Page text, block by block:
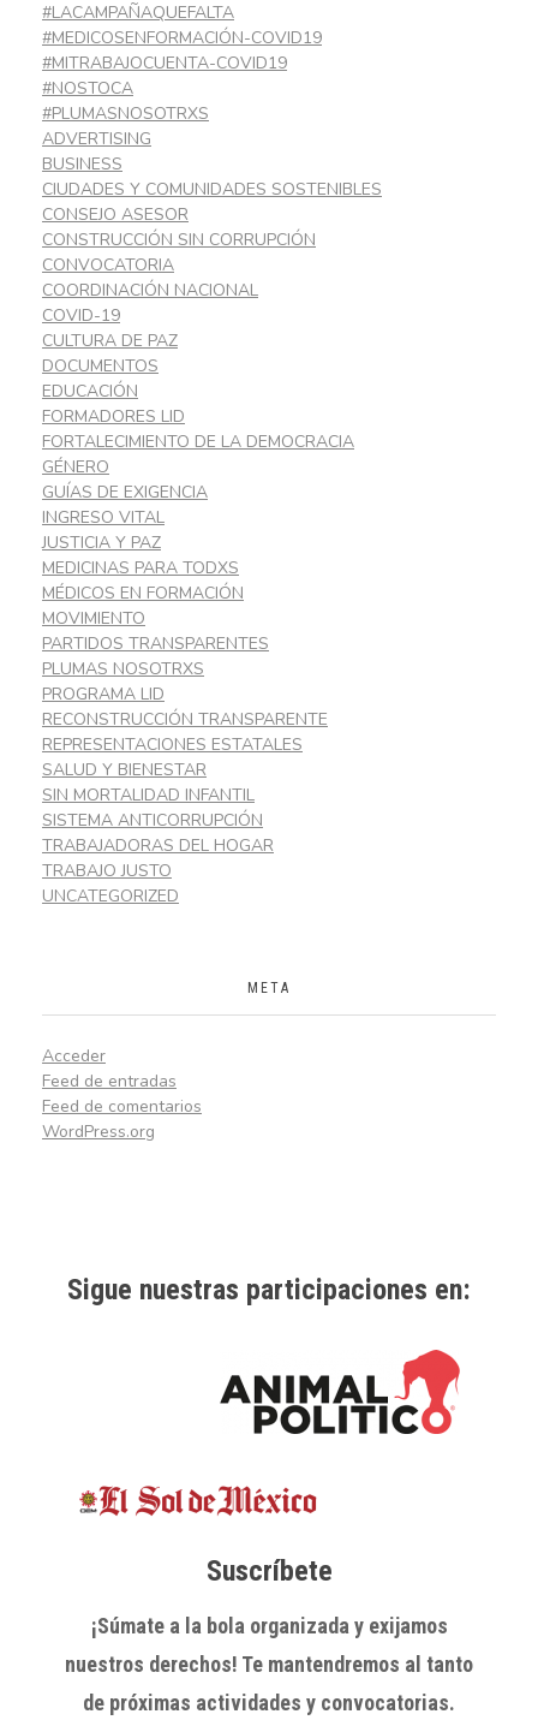
#LACAMPAÑAQUEFALTA
#MEDICOSENFORMACIÓN-COVID19
#MITRABAJOCUENTA-COVID19
#NOSTOCA
#PLUMASNOSOTRXS
ADVERTISING
BUSINESS
CIUDADES Y COMUNIDADES SOSTENIBLES
CONSEJO ASESOR
CONSTRUCCIÓN SIN CORRUPCIÓN
CONVOCATORIA
COORDINACIÓN NACIONAL
COVID-19
CULTURA DE PAZ
DOCUMENTOS
EDUCACIÓN
FORMADORES LID
FORTALECIMIENTO DE LA DEMOCRACIA
GÉNERO
GUÍAS DE EXIGENCIA
INGRESO VITAL
JUSTICIA Y PAZ
MEDICINAS PARA TODXS
MÉDICOS EN FORMACIÓN
MOVIMIENTO
PARTIDOS TRANSPARENTES
PLUMAS NOSOTRXS
PROGRAMA LID
RECONSTRUCCIÓN TRANSPARENTE
REPRESENTACIONES ESTATALES
SALUD Y BIENESTAR
SIN MORTALIDAD INFANTIL
SISTEMA ANTICORRUPCIÓN
TRABAJADORAS DEL HOGAR
TRABAJO JUSTO
UNCATEGORIZED
META
Acceder
Feed de entradas
Feed de comentarios
WordPress.org
Sigue nuestras participaciones en:
Suscríbete
¡Súmate a la bola organizada y exijamos
nuestros derechos! Te mantendremos al tanto
de próximas actividades y convocatorias.